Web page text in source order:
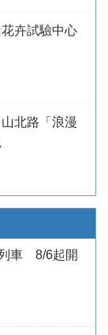
卉試驗中心
北路「浪漫
車 8/6起開